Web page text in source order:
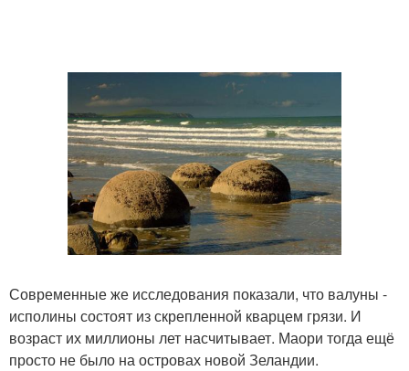
Современные же исследования показали, что валуны -
исполины состоят из скрепленной кварцем грязи. И
возраст их миллионы лет насчитывает. Маори тогда ещё
просто не было на островах новой Зеландии.